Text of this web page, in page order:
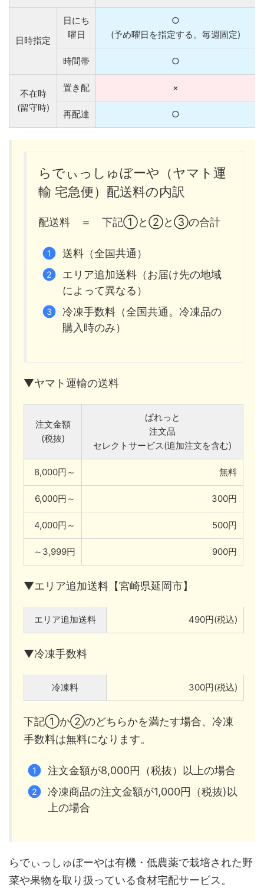
日時指定
日にち
曜日
○
(予め曜日を指定する。毎週固定)
時間帯 ○
不在時
(留守時)
置き配 ×
再配達 ○
らでぃっしゅぼーや（ヤマト運
輸 宅急便）配送料の内訳
配送料 ＝ 下記①と②と③の合計
送料（全国共通）
エリア追加送料（お届け先の地域
によって異なる）
冷凍手数料（全国共通。冷凍品の
購入時のみ）
▼ヤマト運輸の送料
注文金額
(税抜)
ぱれっと
注文品
セレクトサービス(追加注文を含む)
8,000円～ 無料
6,000円～ 300円
4,000円～ 500円
～3,999円 900円
▼エリア追加送料【宮崎県延岡市】
エリア追加送料 490円(税込)
▼冷凍手数料
冷凍料 300円(税込)
下記①か②のどちらかを満たす場合、冷凍
手数料は無料になります。
注文金額が8,000円（税抜）以上の場合
冷凍商品の注文金額が1,000円（税抜)以
上の場合
らでぃっしゅぼーやは有機・低農薬で栽培された野
菜や果物を取り扱っている食材宅配サービス。